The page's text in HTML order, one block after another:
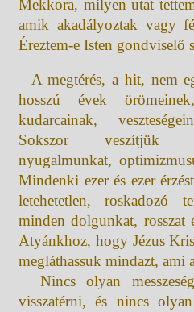
Mekkora, milyen utat
amik akadályoztak vagy
Éreztem-e Isten gondviselő
A megtérés, a hit, nem
hosszú évek örömeinek,
kudarcainak,
Sokszor veszítjük
nyugalmunkat,
Mindenki ezer és ezer
letehetetlen, roskadozó
minden dolgunkat,
Atyánkhoz, hogy Jézus
megláthassuk mindazt, ami
Nincs olyan
visszatérni, és nincs